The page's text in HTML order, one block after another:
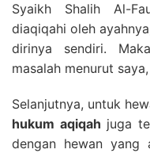
Syaikh Shalih Al-
diaqiqahi oleh
dirinya sendiri.
masalah menurut saya,
Selanjutnya, untuk
hukum aqiqah juga
dengan hewan yang